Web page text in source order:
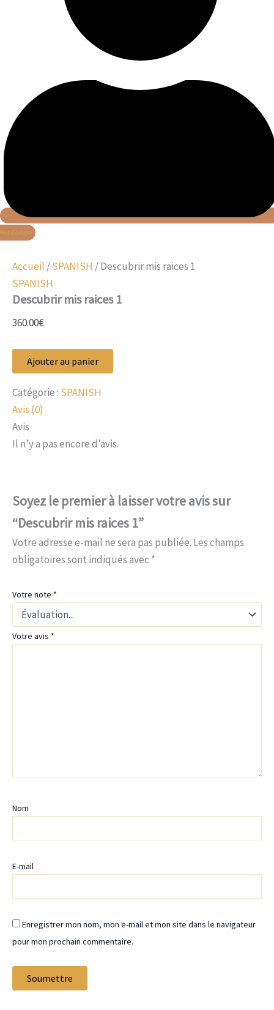
Mon Compte
Accueil /SPANISH / Descubrir mis raices 1
SPANISH
Descubrir mis raices 1
360.00€
Ajouter au panier
Catégorie : SPANISH
Avis (0)
Avis
Il n’y a pas encore d’avis.
Soyez le premier à laisser votre avis sur
“Descubrir mis raices 1”
Votre adresse e-mail ne sera pas publiée. Les champs
obligatoires sont indiqués avec *
Votre note *
Votre avis *
Nom
E-mail
Enregistrer mon nom, mon e-mail et mon site dans le navigateur
pour mon prochain commentaire.